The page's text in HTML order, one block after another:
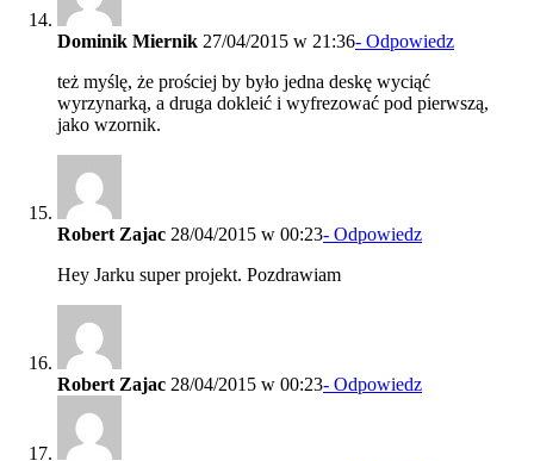
Dominik Miernik 27/04/2015 w 21:36- Odpowiedz
też myślę, że prościej by było jedna deskę wyciąć
wyrzynarką, a druga dokleić i wyfrezować pod pierwszą,
jako wzornik.
Robert Zajac 28/04/2015 w 00:23- Odpowiedz
Hey Jarku super projekt. Pozdrawiam
Robert Zajac 28/04/2015 w 00:23- Odpowiedz